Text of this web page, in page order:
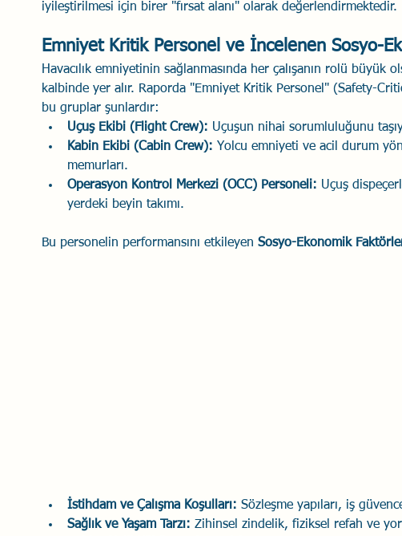
iyileştirilmesi için birer "fırsat alanı" olarak değerlendirmektedir.
Emniyet Kritik Personel ve İncelenen Sosyo-
Havacılık emniyetinin sağlanmasında her çalışanın rolü büyük
kalbinde yer alır. Raporda "Emniyet Kritik Personel" (Safety-
bu gruplar şunlardır:
Uçuş Ekibi (Flight Crew): Uçuşun nihai sorumluluğunu
Kabin Ekibi (Cabin Crew): Yolcu emniyeti ve acil durum
memurları.
Operasyon Kontrol Merkezi (OCC) Personeli: Uçuş
yerdeki beyin takımı.
Bu personelin performansını etkileyen Sosyo-Ekonomik
İstihdam ve Çalışma Koşulları: Sözleşme yapıları, iş
Sağlık ve Yaşam Tarzı: Zihinsel zindelik, fiziksel refah ve